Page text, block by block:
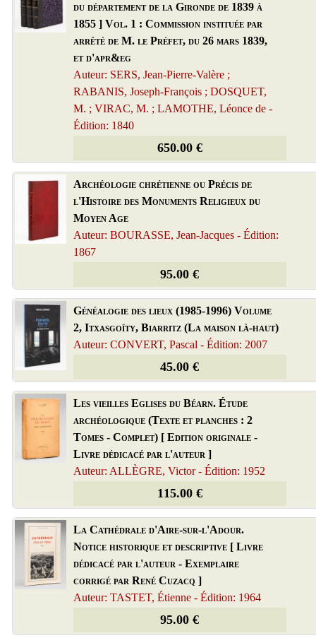
du département de la Gironde de 1839 à
1855 ] Vol. 1 : Commission instituée par
arrêté de M. le Préfet, du 26 mars 1839,
et d'apr&eg
Auteur: SERS, Jean-Pierre-Valère ;
RABANIS, Joseph-François ; DOSQUET,
M. ; VIRAC, M. ; LAMOTHE, Léonce de -
Édition: 1840
650.00 €
Archéologie chrétienne ou Précis de
l'Histoire des Monuments Religieux du
Moyen Age
Auteur: BOURASSE, Jean-Jacques - Édition:
1867
95.00 €
Généalogie des lieux (1985-1996) Volume
2, Itxasgoïty, Biarritz (La maison là-haut)
Auteur: CONVERT, Pascal - Édition: 2007
45.00 €
Les vieilles Eglises du Béarn. Étude
archéologique (Texte et planches : 2
Tomes - Complet) [ Edition originale -
Livre dédicacé par l'auteur ]
Auteur: ALLÈGRE, Victor - Édition: 1952
115.00 €
La Cathédrale d'Aire-sur-l'Adour.
Notice historique et descriptive [ Livre
dédicacé par l'auteur - Exemplaire
corrigé par René Cuzacq ]
Auteur: TASTET, Étienne - Édition: 1964
95.00 €